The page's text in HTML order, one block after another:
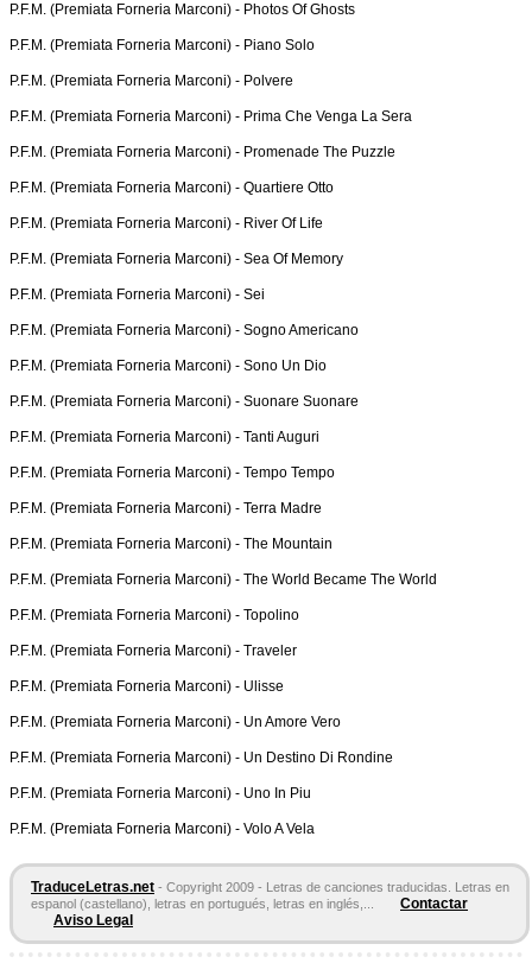
P.F.M. (Premiata Forneria Marconi) - Photos Of Ghosts
P.F.M. (Premiata Forneria Marconi) - Piano Solo
P.F.M. (Premiata Forneria Marconi) - Polvere
P.F.M. (Premiata Forneria Marconi) - Prima Che Venga La Sera
P.F.M. (Premiata Forneria Marconi) - Promenade The Puzzle
P.F.M. (Premiata Forneria Marconi) - Quartiere Otto
P.F.M. (Premiata Forneria Marconi) - River Of Life
P.F.M. (Premiata Forneria Marconi) - Sea Of Memory
P.F.M. (Premiata Forneria Marconi) - Sei
P.F.M. (Premiata Forneria Marconi) - Sogno Americano
P.F.M. (Premiata Forneria Marconi) - Sono Un Dio
P.F.M. (Premiata Forneria Marconi) - Suonare Suonare
P.F.M. (Premiata Forneria Marconi) - Tanti Auguri
P.F.M. (Premiata Forneria Marconi) - Tempo Tempo
P.F.M. (Premiata Forneria Marconi) - Terra Madre
P.F.M. (Premiata Forneria Marconi) - The Mountain
P.F.M. (Premiata Forneria Marconi) - The World Became The World
P.F.M. (Premiata Forneria Marconi) - Topolino
P.F.M. (Premiata Forneria Marconi) - Traveler
P.F.M. (Premiata Forneria Marconi) - Ulisse
P.F.M. (Premiata Forneria Marconi) - Un Amore Vero
P.F.M. (Premiata Forneria Marconi) - Un Destino Di Rondine
P.F.M. (Premiata Forneria Marconi) - Uno In Piu
P.F.M. (Premiata Forneria Marconi) - Volo A Vela
TraduceLetras.net - Copyright 2009 - Letras de canciones traducidas. Letras en
espanol (castellano), letras en portugués, letras en inglés,...
Contactar
Aviso Legal